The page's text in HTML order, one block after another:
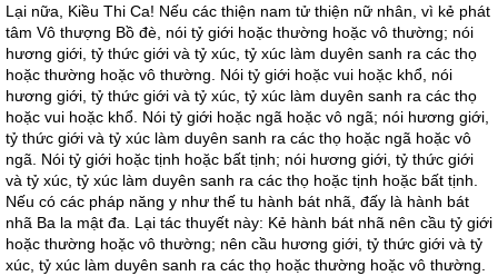
Lại nữa, Kiều Thi Ca! Nếu các thiện nam tử thiện nữ nhân, vì kẻ phát
tâm Vô thượng Bồ đè, nói tỷ giới hoặc thường hoặc vô thường; nói
hương giới, tỷ thức giới và tỷ xúc, tỷ xúc làm duyên sanh ra các thọ
hoặc thường hoặc vô thường. Nói tỷ giới hoặc vui hoặc khổ, nói
hương giới, tỷ thức giới và tỷ xúc, tỷ xúc làm duyên sanh ra các thọ
hoặc vui hoặc khổ. Nói tỷ giới hoặc ngã hoặc vô ngã; nói hương giới,
tỷ thức giới và tỷ xúc làm duyên sanh ra các thọ hoặc ngã hoặc vô
ngã. Nói tỷ giới hoặc tịnh hoặc bất tịnh; nói hương giới, tỷ thức giới
và tỷ xúc, tỷ xúc làm duyên sanh ra các thọ hoặc tịnh hoặc bất tịnh.
Nếu có các pháp năng y như thế tu hành bát nhã, đấy là hành bát
nhã Ba la mật đa. Lại tác thuyết này: Kẻ hành bát nhã nên cầu tỷ giới
hoặc thường hoặc vô thường; nên cầu hương giới, tỷ thức giới và tỷ
xúc, tỷ xúc làm duyên sanh ra các thọ hoặc thường hoặc vô thường.